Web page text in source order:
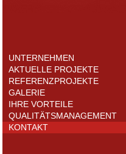
UNTERNEHMEN
AKTUELLE PROJEKTE
REFERENZPROJEKTE
GALERIE
IHRE VORTEILE
QUALITÄTSMANAGEMENT
KONTAKT